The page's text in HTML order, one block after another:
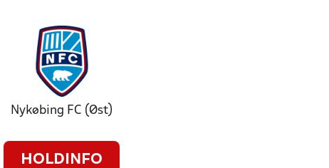
Nykøbing FC (Øst)
HOLDINFO